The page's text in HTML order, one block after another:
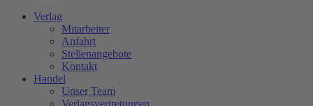
Verlag
Mitarbeiter
Anfahrt
Stellenangebote
Kontakt
Handel
Unser Team
Verlagsvertretungen